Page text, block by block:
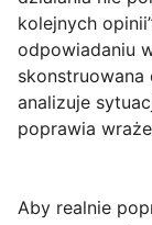
kolejnych
odpowiadaniu
analizuje
poprawia
Aby realnie